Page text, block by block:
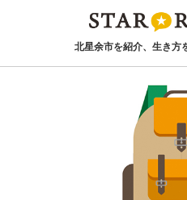
北星余市を紹介、生き方